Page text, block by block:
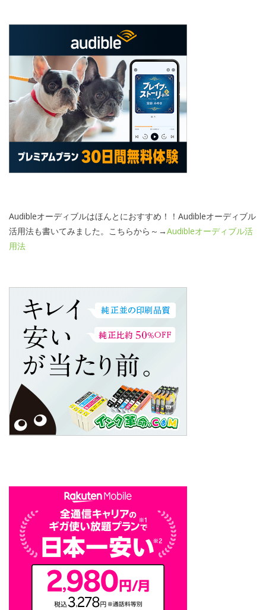
Audibleオーディブルはほんとにおすすめ！！Audibleオーディブル
活用法も書いてみました。こちらから～→Audibleオーディブル活
用法